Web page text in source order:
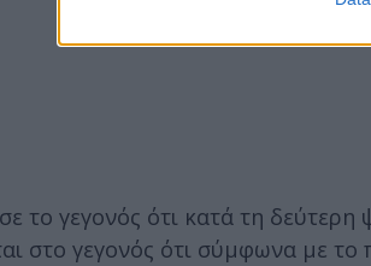
το γεγονός ότι κατά τη
στο γεγονός ότι σύμφωνα με